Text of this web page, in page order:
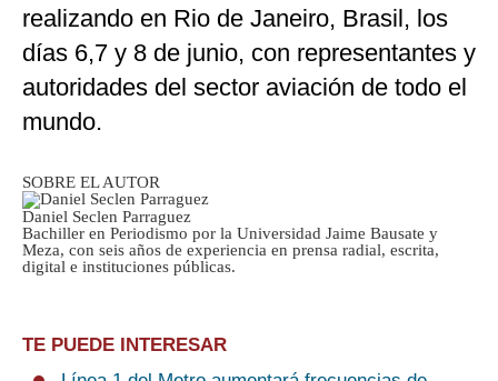
realizando en Rio de Janeiro, Brasil, los
días 6,7 y 8 de junio, con representantes y
autoridades del sector aviación de todo el
mundo.
SOBRE EL AUTOR
Daniel Seclen Parraguez
Bachiller en Periodismo por la Universidad Jaime Bausate y
Meza, con seis años de experiencia en prensa radial, escrita,
digital e instituciones públicas.
TE PUEDE INTERESAR